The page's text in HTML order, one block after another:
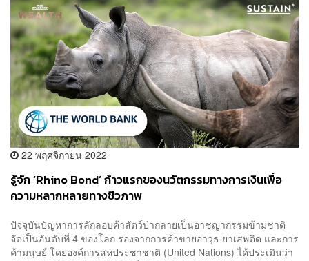
22 พฤศจิกายน 2022
รู้จัก ‘Rhino Bond’ ก้าวแรกของนวัตกรรมทางการเงินเพื่อ
ความหลากหลายทางชีวภาพ
ปัจจุบันปัญหาการลักลอบค้าสัตว์ป่ากลายเป็นอาชญากรรมข้ามชาติ
จัดเป็นอันดับที่ 4 ของโลก รองจากการค้าขายอาวุธ ยาเสพติด และการ
ค้ามนุษย์ โดยองค์การสหประชาชาติ (United Nations) ได้ประเมินว่า